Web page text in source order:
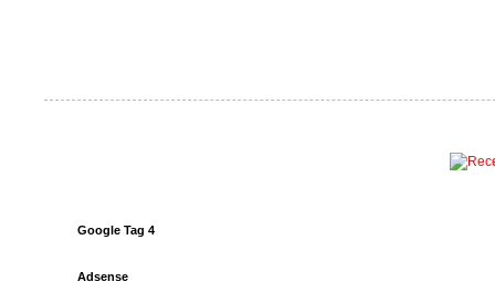
Google Tag 4
Adsense